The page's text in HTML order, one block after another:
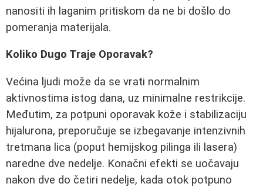
nanositi ih laganim pritiskom da ne bi došlo do
pomeranja materijala.
Koliko Dugo Traje Oporavak?
Većina ljudi može da se vrati normalnim
aktivnostima istog dana, uz minimalne restrikcije.
Međutim, za potpuni oporavak kože i stabilizaciju
hijalurona, preporučuje se izbegavanje intenzivnih
tretmana lica (poput hemijskog pilinga ili lasera)
naredne dve nedelje. Konačni efekti se uočavaju
nakon dve do četiri nedelje, kada otok potpuno